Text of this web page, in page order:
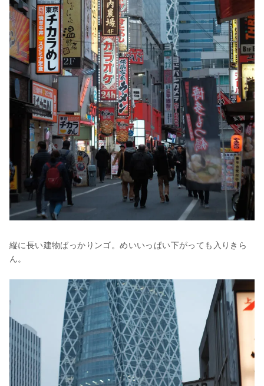
縦に長い建物ばっかりンゴ。めいいっぱい下がっても入りきら
ん。